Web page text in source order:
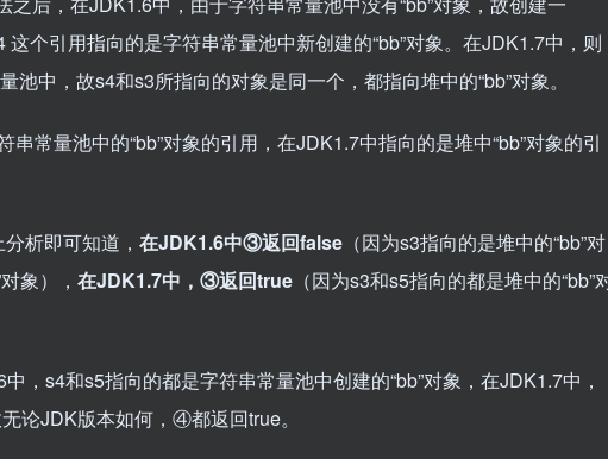
这个引用指向的是字符串常量池中新创建的“bb”对象。在JDK1.7中，则
池中，故s4和s3所指向的对象是同一个，都指向堆中的“bb”对象。
串常量池中的“bb”对象的引用，在JDK1.7中指向的是堆中“bb”对象的引
析即可知道， 在JDK1.6中③返回false （因为s3指向的是堆中的“bb”对
象）， 在JDK1.7中，③返回true （因为s3和s5指向的都是堆中的“bb”
，s4和s5指向的都是字符串常量池中创建的“bb”对象，在JDK1.7中，
论JDK版本如何，④都返回true。